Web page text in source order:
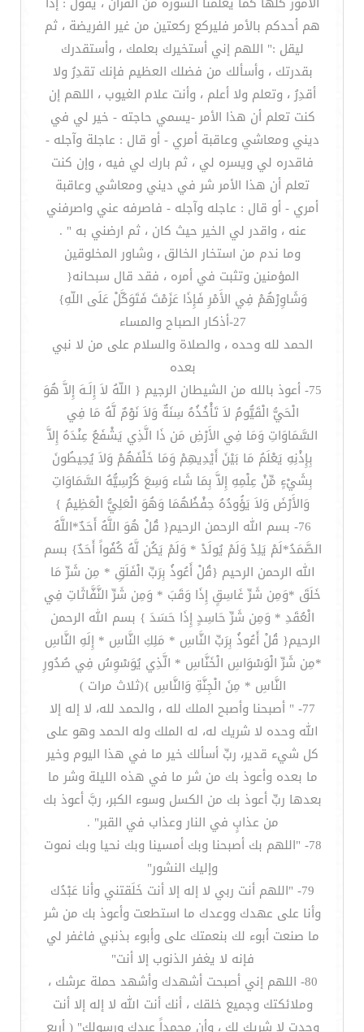
هم أحدكم بالأمر فليركع ركعتين من غير الفريضة ، ثم
ليقل :" اللهم إني أستخيرك بعلمك ، وأستقدرك
بقدرتك ، وأسألك من فضلك العظيم فإنك تقدِرُ ولا
أقدِرُ ، وتعلم ولا أعلم ، وأنت علام الغيوب ، اللهم إن
كنت تعلم أن هذا الأمر -يسمي حاجته - خير لي في
ديني ومعاشي وعاقبة أمري - أو قال : عاجلة وآجله -
فاقدره لي ويسره لي ، ثم بارك لي فيه ، وإن كنت
تعلم أن هذا الأمر شر في ديني ومعاشي وعاقبة
أمري - أو قال : عاجله وآجله - فاصرفه عني واصرفني
عنه ، واقدر لي الخير حيث كان ، ثم ارضني به " .
وما ندم من استخار الخالق ، وشاور المخلوقين
المؤمنين وتثبت في أمره ، فقد قال سبحانه{
وَشَاوِرْهُمْ فِي الأَمْرِ فَإِذَا عَزَمْتَ فَتَوَكَّلْ عَلَى اللّهِ}
27-أذكار الصباح والمساء
الحمد لله وحده ، والصلاة والسلام على من لا نبي
بعده
75- أعوذ بالله من الشيطان الرجيم { اللّهُ لاَ إِلَـهَ إِلاَّ هُوَ
الْحَيُّ الْقَيُّومُ لاَ تَأْخُذُهُ سِنَةٌ وَلاَ نَوْمٌ لَّهُ مَا فِي
السَّمَاوَاتِ وَمَا فِي الأَرْضِ مَن ذَا الَّذِي يَشْفَعُ عِنْدَهُ إِلاَّ
بِإِذْنِهِ يَعْلَمُ مَا بَيْنَ أَيْدِيهِمْ وَمَا خَلْفَهُمْ وَلاَ يُحِيطُونَ
بِشَيْءٍ مِّنْ عِلْمِهِ إِلاَّ بِمَا شَاء وَسِعَ كُرْسِيُّهُ السَّمَاوَاتِ
وَالأَرْضَ وَلاَ يَؤُودُهُ حِفْظُهُمَا وَهُوَ الْعَلِيُّ الْعَظِيمُ }
76- بسم الله الرحمن الرحيم{ قُلْ هُوَ اللَّهُ أَحَدٌ*اللَّهُ
الصَّمَدُ*لَمْ يَلِدْ وَلَمْ يُولَدْ * وَلَمْ يَكُن لَّهُ كُفُواً أَحَدٌ} بسم
الله الرحمن الرحيم {قُلْ أَعُوذُ بِرَبِّ الْفَلَقِ * مِن شَرِّ مَا
خَلَقَ *وَمِن شَرِّ غَاسِقٍ إِذَا وَقَبَ * وَمِن شَرِّ النَّفَّاثَاتِ فِي
الْعُقَدِ * وَمِن شَرِّ حَاسِدٍ إِذَا حَسَدَ } بسم الله الرحمن
الرحيم{ قُلْ أَعُوذُ بِرَبِّ النَّاسِ * مَلِكِ النَّاسِ * إِلَهِ النَّاسِ
*مِن شَرِّ الْوَسْوَاسِ الْخَنَّاسِ * الَّذِي يُوَسْوِسُ فِي صُدُورِ
النَّاسِ * مِنَ الْجِنَّةِ وَالنَّاسِ }(ثلاث مرات )
77- " أصبحنا وأصبح الملك لله ، والحمد لله، لا إله إلا
الله وحده لا شريك له، له الملك وله الحمد وهو على
كل شيء قدير، ربِّ أسألك خير ما في هذا اليوم وخير
ما بعده وأعوذ بك من شر ما في هذه الليلة وشر ما
بعدها ربِّ أعوذ بك من الكسل وسوء الكبر، ربَّ أعوذ بك
من عذابٍ في النار وعذاب في القبر" .
78- "اللهم بك أصبحنا وبك أمسينا وبك نحيا وبك نموت
وإليك النشور"
79- "اللهم أنت ربي لا إله إلا أنت خَلَقتني وأنا عَبْدُك
وأنا على عهدك ووعدك ما استطعت وأعوذ بك من شر
ما صنعت أبوء لك بنعمتك على وأبوء بذنبي فاغفر لي
فإنه لا يغفر الذنوب إلا أنت"
80- اللهم إني أصبحت أشهدك وأشهد حملة عرشك ،
وملائكتك وجميع خلقك ، أنك أنت الله لا إله إلا أنت
وحدت لا شريك لك ، وأن محمداً عبدك ورسولك" ( أربع